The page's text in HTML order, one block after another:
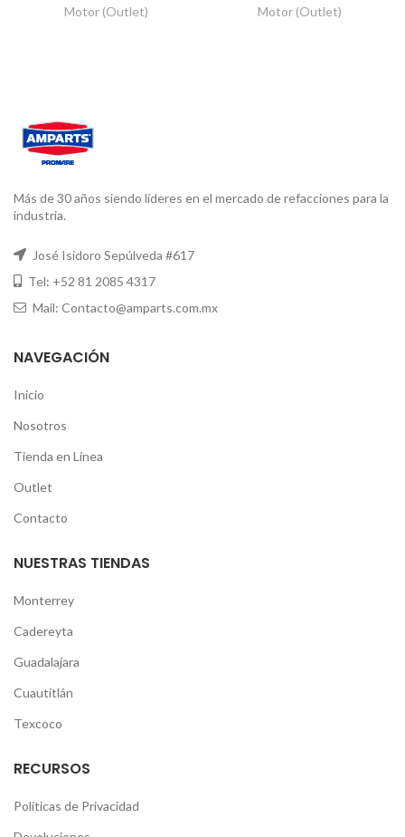
Motor (Outlet) Motor (Outlet)
Más de 30 años siendo líderes en el mercado de refacciones para la
industria.
José Isidoro Sepúlveda #617
Tel: +52 81 2085 4317
Mail: Contacto@amparts.com.mx
NAVEGACIÓN
Inicio
Nosotros
Tienda en Línea
Outlet
Contacto
NUESTRAS TIENDAS
Monterrey
Cadereyta
Guadalajara
Cuautitlán
Texcoco
RECURSOS
Políticas de Privacidad